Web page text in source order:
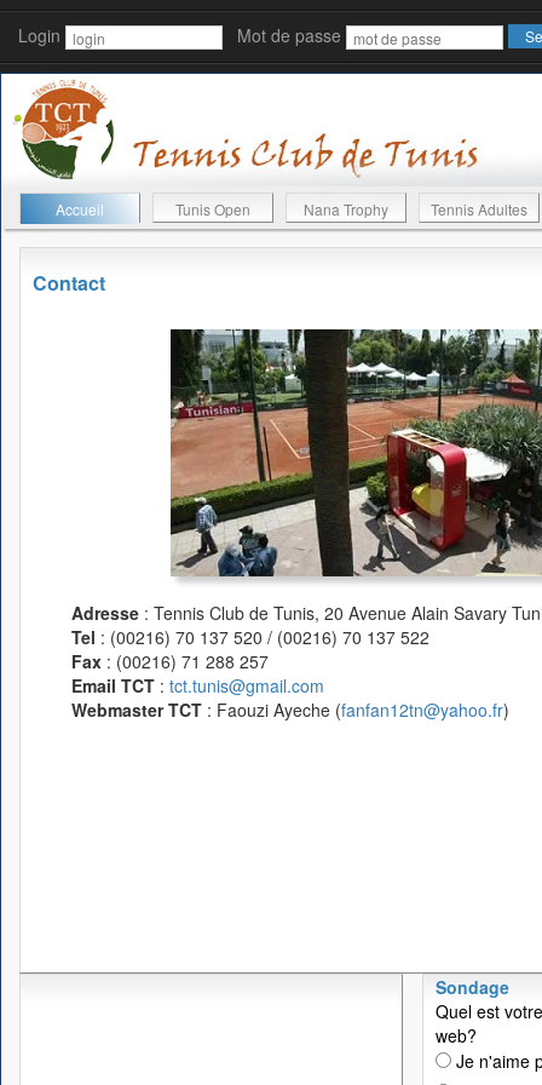
Login Mot de passe
Accueil Tunis Open Nana Trophy Tennis Adultes
Contact
Adresse : Tennis Club de Tunis, 20 Avenue Alain Savary
Tel : (00216) 70 137 520 / (00216) 70 137 522
Fax : (00216) 71 288 257
Email TCT : tct.tunis@gmail.com
Webmaster TCT : Faouzi Ayeche (fanfan12tn@yahoo.fr)
Sondage
Quel est
web?
Je n'aime